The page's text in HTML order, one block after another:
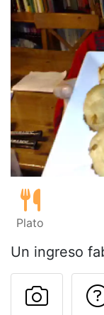
Plato
Un ingreso